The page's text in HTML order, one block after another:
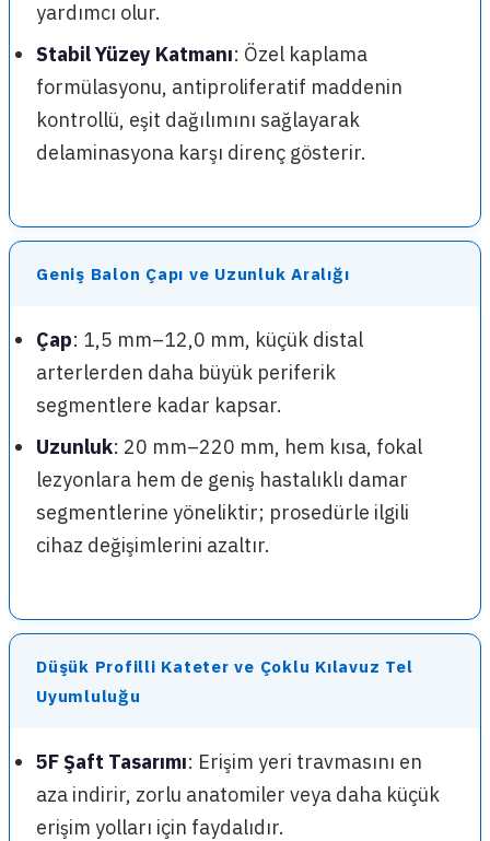
yardımcı olur.
Stabil Yüzey Katmanı: Özel kaplama
formülasyonu, antiproliferatif maddenin
kontrollü, eşit dağılımını sağlayarak
delaminasyona karşı direnç gösterir.
Geniş Balon Çapı ve Uzunluk Aralığı
Çap: 1,5 mm–12,0 mm, küçük distal
arterlerden daha büyük periferik
segmentlere kadar kapsar.
Uzunluk: 20 mm–220 mm, hem kısa, fokal
lezyonlara hem de geniş hastalıklı damar
segmentlerine yöneliktir; prosedürle ilgili
cihaz değişimlerini azaltır.
Düşük Profilli Kateter ve Çoklu Kılavuz Tel
Uyumluluğu
5F Şaft Tasarımı: Erişim yeri travmasını en
aza indirir, zorlu anatomiler veya daha küçük
erişim yolları için faydalıdır.